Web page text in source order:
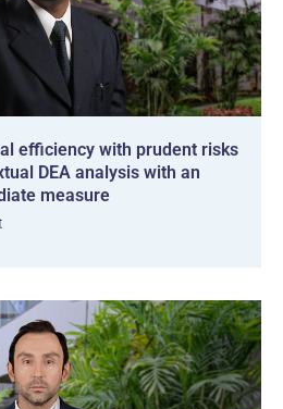
efficiency with prudent risks
DEA analysis with an
measure